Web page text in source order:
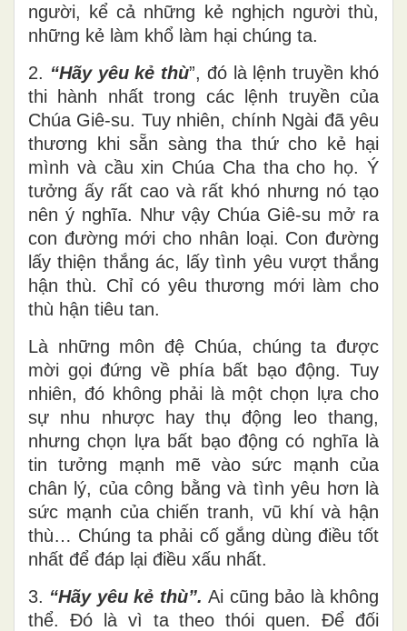
người, kể cả những kẻ nghịch người thù,
những kẻ làm khổ làm hại chúng ta.
2. “Hãy yêu kẻ thù”, đó là lệnh truyền khó
thi hành nhất trong các lệnh truyền của
Chúa Giê-su. Tuy nhiên, chính Ngài đã yêu
thương khi sẵn sàng tha thứ cho kẻ hại
mình và cầu xin Chúa Cha tha cho họ. Ý
tưởng ấy rất cao và rất khó nhưng nó tạo
nên ý nghĩa. Như vậy Chúa Giê-su mở ra
con đường mới cho nhân loại. Con đường
lấy thiện thắng ác, lấy tình yêu vượt thắng
hận thù. Chỉ có yêu thương mới làm cho
thù hận tiêu tan.
Là những môn đệ Chúa, chúng ta được
mời gọi đứng về phía bất bạo động. Tuy
nhiên, đó không phải là một chọn lựa cho
sự nhu nhược hay thụ động leo thang,
nhưng chọn lựa bất bạo động có nghĩa là
tin tưởng mạnh mẽ vào sức mạnh của
chân lý, của công bằng và tình yêu hơn là
sức mạnh của chiến tranh, vũ khí và hận
thù… Chúng ta phải cố gắng dùng điều tốt
nhất để đáp lại điều xấu nhất.
3. “Hãy yêu kẻ thù”. Ai cũng bảo là không
thể. Đó là vì ta theo thói quen. Để đối